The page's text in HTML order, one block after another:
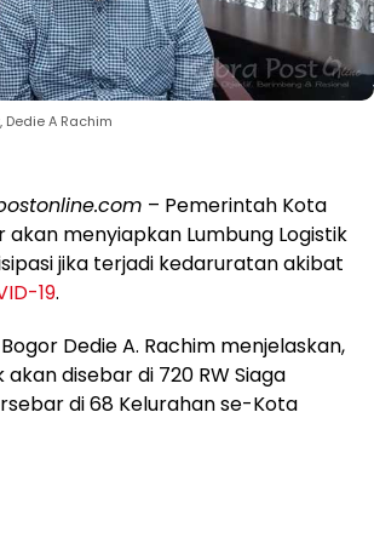
A Rachim
– Pemerintah Kota
menyiapkan Lumbung Logistik
jika terjadi kedaruratan akibat
19.
Dedie A. Rachim menjelaskan,
disebar di 720 RW Siaga
di 68 Kelurahan se-Kota